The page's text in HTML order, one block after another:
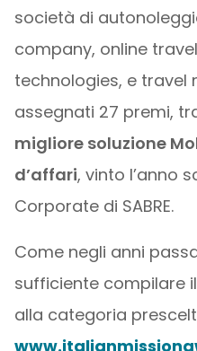
società di
company, online
technologies, e
assegnati 27 premi,
migliore soluzione
d’affari, vinto l’anno
Corporate di SABRE.
Come negli anni
sufficiente compilare
alla categoria